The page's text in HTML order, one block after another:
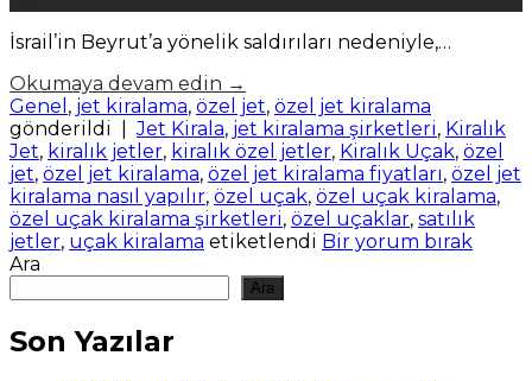
İsrail’in Beyrut’a yönelik saldırıları nedeniyle,…
Okumaya devam edin →
Genel , jet kiralama, özel jet, özel jet kiralama
gönderildi
Jet Kirala, jet kiralama şirketleri, Kiralık
Jet, kiralık jetler, kiralık özel jetler, Kiralık Uçak, özel
jet, özel jet kiralama, özel jet kiralama fiyatları, özel jet
kiralama nasıl yapılır, özel uçak, özel uçak kiralama,
özel uçak kiralama şirketleri, özel uçaklar, satılık
jetler, uçak kiralama etiketlendi Bir yorum bırak
Ara
Ara
Son Yazılar